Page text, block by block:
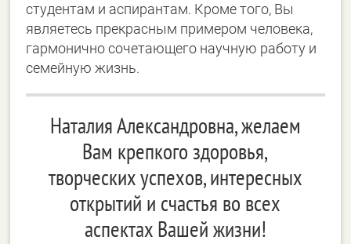
студентам и аспирантам. Кроме того, Вы
являетесь прекрасным примером человека,
гармонично сочетающего научную работу и
семейную жизнь.
Наталия Александровна, желаем
Вам крепкого здоровья,
творческих успехов, интересных
открытий и счастья во всех
аспектах Вашей жизни!